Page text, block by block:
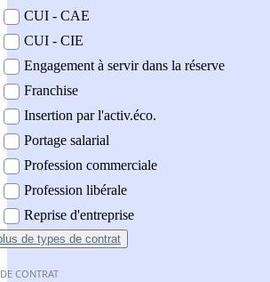
CUI - CAE
CUI - CIE
Engagement à servir dans la réserve
Franchise
Insertion par l'activ.éco.
Portage salarial
Profession commerciale
Profession libérale
Reprise d'entreprise
de types de contrat
CONTRAT